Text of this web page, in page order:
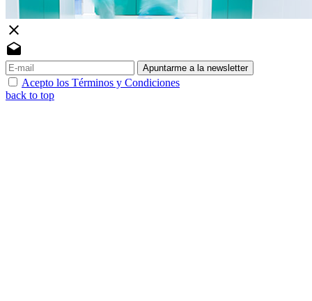
close
drafts
Apuntarme a la newsletter
Acepto los Términos y Condiciones
back to top